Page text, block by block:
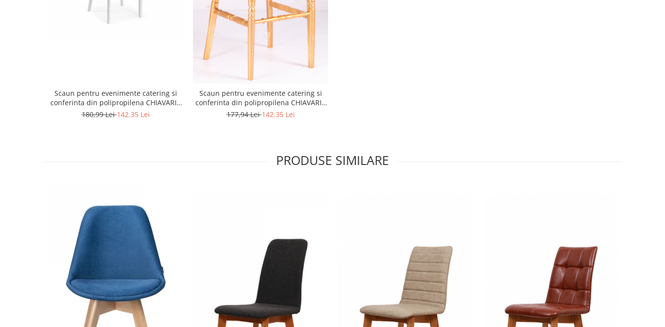
Scaun pentru evenimente catering si
conferinta din polipropilena CHIAVARI /
TIFFANY ballroom
180,99 Lei142,35 Lei
Scaun pentru evenimente catering si
conferinta din polipropilena CHIAVARI /
TIFFANY Auriu
177,94 Lei142,35 Lei
PRODUSE SIMILARE